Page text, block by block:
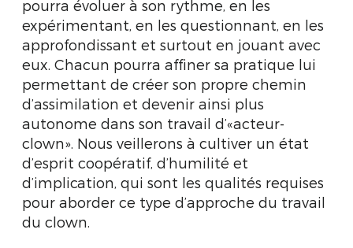
pourra évoluer à son rythme, en les
expérimentant, en les questionnant, en les
approfondissant et surtout en jouant avec
eux. Chacun pourra affiner sa pratique lui
permettant de créer son propre chemin
d’assimilation et devenir ainsi plus
autonome dans son travail d’«acteur-
clown». Nous veillerons à cultiver un état
d’esprit coopératif, d’humilité et
d’implication, qui sont les qualités requises
pour aborder ce type d’approche du travail
du clown.